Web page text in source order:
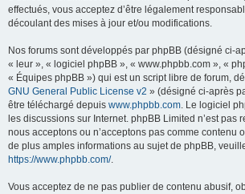
effectués, vous acceptez d’être légalement
découlant des mises à jour et/ou modifications.
Nos forums sont développés par phpBB (désigné ci-
« leur », « logiciel phpBB », « www.phpbb.com », «
« Équipes phpBB ») qui est un script libre de forum,
GNU General Public License v2 » (désigné ci-après
être téléchargé depuis www.phpbb.com. Le logiciel
les discussions sur Internet. phpBB Limited n’est pas
nous acceptons ou n’acceptons pas comme contenu
de plus amples informations au sujet de phpBB,
https://www.phpbb.com/.
Vous acceptez de ne pas publier de contenu abusif,